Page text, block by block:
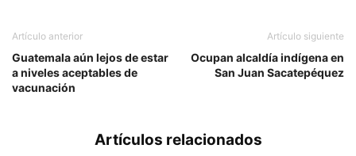
Artículo anterior
Guatemala aún lejos de estar
a niveles aceptables de
vacunación
Artículo siguiente
Ocupan alcaldía indígena en
San Juan Sacatepéquez
Artículos relacionados